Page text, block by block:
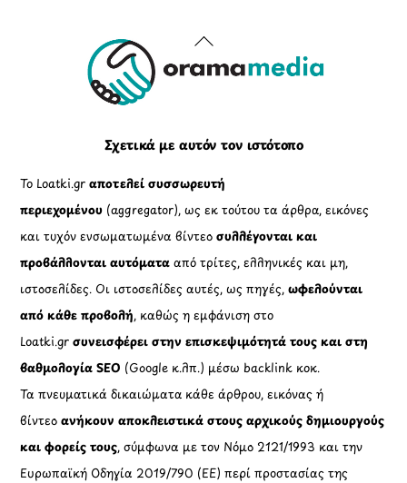
Back
To
Σχετικά με αυτόν τον ιστότοπο
Το Loatki.grαποτελεί συσσωρευτή
περιεχομένου (aggregator), ως εκ τούτου τα άρθρα, εικόνες
και τυχόν ενσωματωμένα βίντεοσυλλέγονται και
προβάλλονται αυτόματααπό τρίτες, ελληνικές και μη,
ιστοσελίδες. Οι ιστοσελίδες αυτές, ως πηγές,ωφελούνται
από κάθε προβολή, καθώς η εμφάνιση στο
Loatki.gr συνεισφέρει στην επισκεψιμότητά τους και στη
βαθμολογία SEO (Google κ.λπ.) μέσω backlink κοκ.
Τα πνευματικά δικαιώματα κάθε άρθρου, εικόνας ή
βίντεοανήκουν αποκλειστικά στους αρχικούς δημιουργούς
και φορείς τους, σύμφωνα με τον Νόμο 2121/1993 και την
Ευρωπαϊκή Οδηγία 2019/790 (ΕΕ) περί προστασίας της